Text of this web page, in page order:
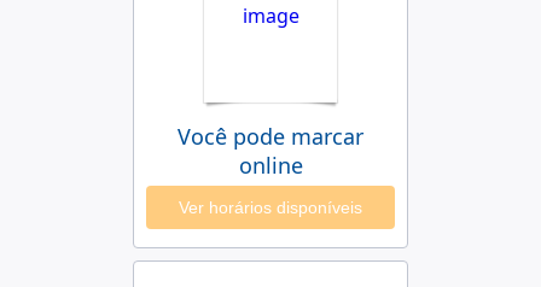
Você pode marcar
online
Ver horários disponíveis